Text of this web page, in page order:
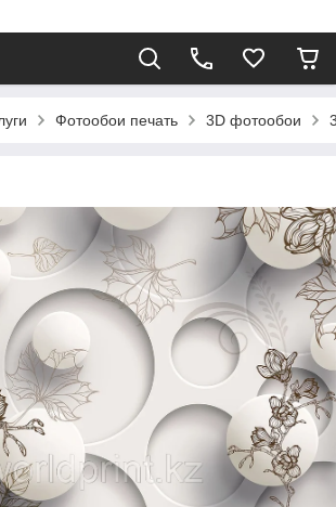
Фотообои печать 3D фотообои